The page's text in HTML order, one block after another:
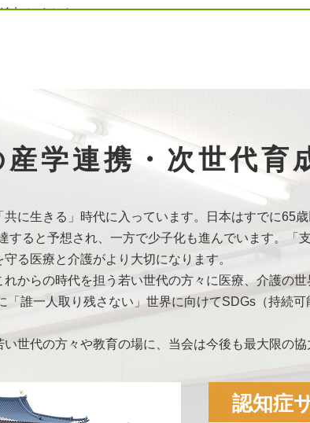
加しました。
ター養成講
に「介護事業部∞佛教大学 高齢者との
策学部「企業のCSR実践演習」に洛和会音羽病院が参
と大学をオンラインでつなぎ症例検討会を実施」ニュ
』」、
キャリア支援に「佛教大学の学生が介護施設の入居
ェクト に「小学生の勇気をPUSH！看護師と救急救
龍谷大学政策学部×京都CSRネットワーク」を追加
「洛和ホームライフ北野白梅町×佛教大学 施設高齢者
ェクトに「小学生の勇気をPUSH！救急救命士が
産学連携・次世代育
に生きる」時代に入っています。日本はすでに65
すると予想され、一方で少子化も進んでいます。「
る医療と介護がより大切になります。
からの時代を担う若い世代の方々に医療、介護の
誰一人取り残さない」世界に向けてSDGs（持続
い世代の方々や教育の場に、当会は今後も最大限の
認知症